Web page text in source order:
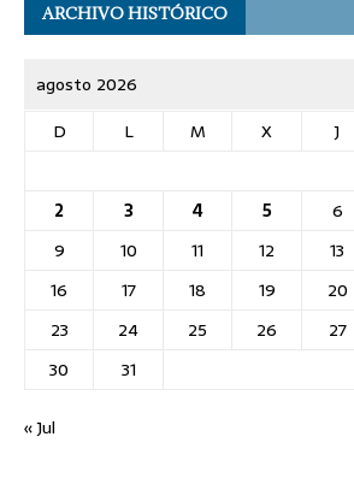
ARCHIVO HISTÓRICO
agosto 2026
D
L M X J
2
3 4 5 6
9
10 11 12 13
16
17 18 19 20
23
24 25 26 27
30
31
« Jul